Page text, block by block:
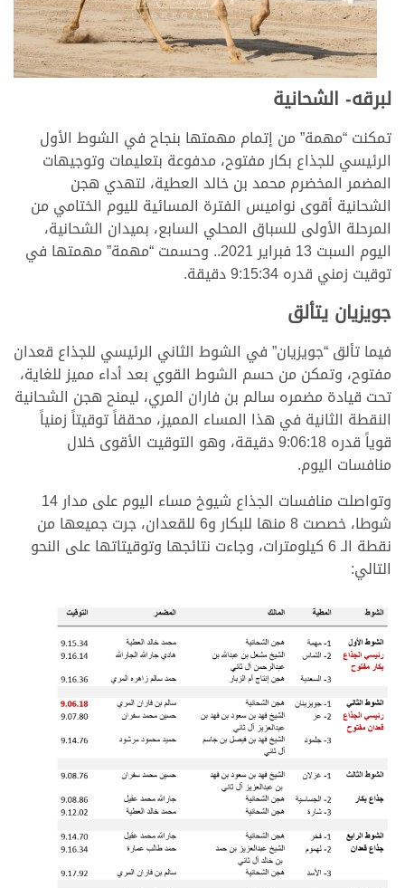
لبرقه- الشحانية
تمكنت “مهمة” من إتمام مهمتها بنجاح في الشوط الأول
الرئيسي للجذاع بكار مفتوح، مدفوعة بتعليمات وتوجيهات
المضمر المخضرم محمد بن خالد العطية، لتهدي هجن
الشحانية أقوى نواميس الفترة المسائية لليوم الختامي من
المرحلة الأولى للسباق المحلي السابع، بميدان الشحانية،
اليوم السبت 13 فبراير 2021.. وحسمت “مهمة” مهمتها في
توقيت زمني قدره 9:15:34 دقيقة.
جويزيان يتألق
فيما تألق “جويزيان” في الشوط الثاني الرئيسي للجذاع قعدان
مفتوح، وتمكن من حسم الشوط القوي بعد أداء مميز للغاية،
تحت قيادة مضمره سالم بن فاران المري، ليمنح هجن الشحانية
النقطة الثانية في هذا المساء المميز، محققاً توقيتاً زمنياً
قوياً قدره 9:06:18 دقيقة، وهو التوقيت الأقوى خلال
منافسات اليوم.
وتواصلت منافسات الجذاع شيوخ مساء اليوم على مدار 14
شوطا، خصصت 8 منها للبكار و6 للقعدان، جرت جميعها من
نقطة الـ 6 كيلومترات، وجاءت نتائجها وتوقيتاتها على النحو
التالي: